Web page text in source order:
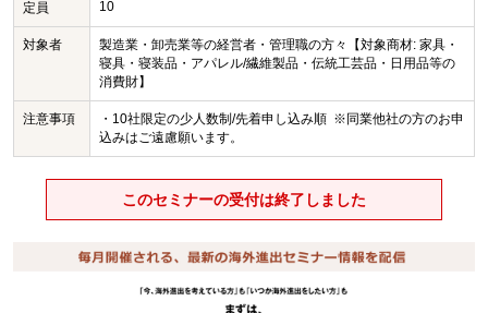
定員 10
対象者
製造業・卸売業等の経営者・管理職の方々【対象商材: 家具・
寝具・寝装品・アパレル/繊維製品・伝統工芸品・日用品等の
消費財】
注意事項
・10社限定の少人数制/先着申し込み順 ※同業他社の方のお申
込みはご遠慮願います。
このセミナーの受付は終了しました